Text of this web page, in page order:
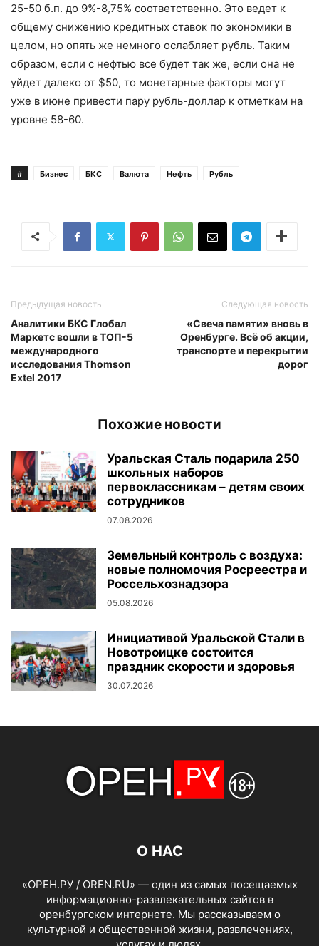
25-50 б.п. до 9%-8,75% соответственно. Это ведет к
общему снижению кредитных ставок по экономики в
целом, но опять же немного ослабляет рубль. Таким
образом, если с нефтью все будет так же, если она не
уйдет далеко от $50, то монетарные факторы могут
уже в июне привести пару рубль-доллар к отметкам на
уровне 58-60.
# Бизнес БКС Валюта Нефть Рубль
Предыдущая новость
Аналитики БКС Глобал
Маркетс вошли в ТОП-5
международного
исследования Thomson
Extel 2017
Следующая новость
«Свеча памяти» вновь в
Оренбурге. Всё об акции,
транспорте и перекрытии
дорог
Похожие новости
Уральская Сталь подарила 250
школьных наборов
первоклассникам – детям своих
сотрудников
07.08.2026
Земельный контроль с воздуха:
новые полномочия Росреестра и
Россельхознадзора
05.08.2026
Инициативой Уральской Стали в
Новотроицке состоится
праздник скорости и здоровья
30.07.2026
О НАС
«ОРЕН.РУ / OREN.RU» — один из самых посещаемых
информационно-развлекательных сайтов в
оренбургском интернете. Мы рассказываем о
культурной и общественной жизни, развлечениях,